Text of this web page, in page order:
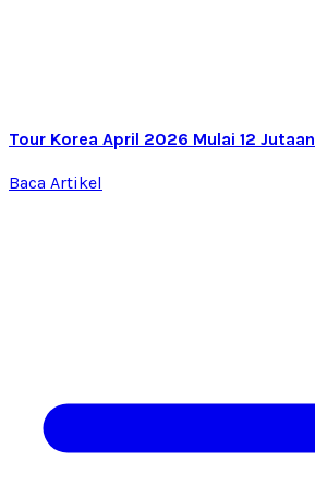
Tour Korea April 2026 Mulai 12 Jutaan
Baca Artikel